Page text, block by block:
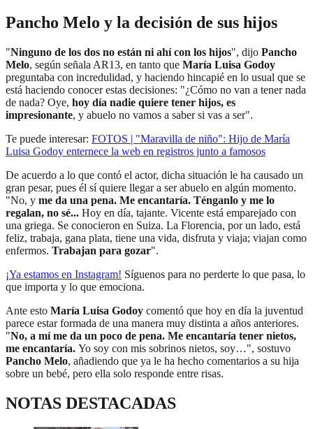
Pancho Melo y la decisión de sus hijos
"Ninguno de los dos no están ni ahí con los hijos", dijo Pancho
Melo, según señala AR13, en tanto que María Luisa Godoy
preguntaba con incredulidad, y haciendo hincapié en lo usual que se
está haciendo conocer estas decisiones: "¿Cómo no van a tener nada
de nada? Oye, hoy día nadie quiere tener hijos, es
impresionante, y abuelo no vamos a saber si vas a ser".
Te puede interesar: FOTOS | "Maravilla de niño": Hijo de María
Luisa Godoy enternece la web en registros junto a famosos
De acuerdo a lo que contó el actor, dicha situación le ha causado un
gran pesar, pues él sí quiere llegar a ser abuelo en algún momento.
"No, y me da una pena. Me encantaría. Ténganlo y me lo
regalan, no sé... Hoy en día, tajante. Vicente está emparejado con
una griega. Se conocieron en Suiza. La Florencia, por un lado, está
feliz, trabaja, gana plata, tiene una vida, disfruta y viaja; viajan como
enfermos. Trabajan para gozar".
¡Ya estamos en Instagram! Síguenos para no perderte lo que pasa, lo
que importa y lo que emociona.
Ante esto María Luisa Godoy comentó que hoy en día la juventud
parece estar formada de una manera muy distinta a años anteriores.
"No, a mí me da un poco de pena. Me encantaría tener nietos,
me encantaría. Yo soy con mis sobrinos nietos, soy…", sostuvo
Pancho Melo, añadiendo que ya le ha hecho comentarios a su hija
sobre un bebé, pero ella solo responde entre risas.
NOTAS DESTACADAS